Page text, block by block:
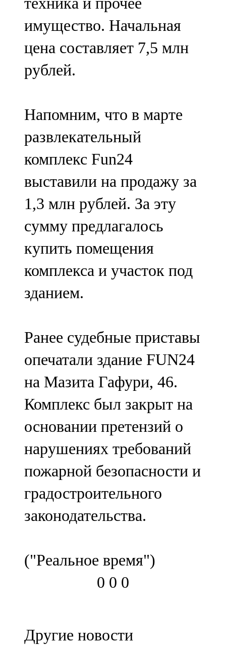
имущество. Начальная
цена составляет 7,5 млн
рублей.
Напомним, что в марте
развлекательный
комплекс Fun24
выставили на продажу за
1,3 млн рублей. За эту
сумму предлагалось
купить помещения
комплекса и участок под
зданием.
Ранее судебные приставы
опечатали здание FUN24
на Мазита Гафури, 46.
Комплекс был закрыт на
основании претензий о
нарушениях требований
пожарной безопасности и
градостроительного
законодательства.
("Реальное время")
0 0 0
Другие новости